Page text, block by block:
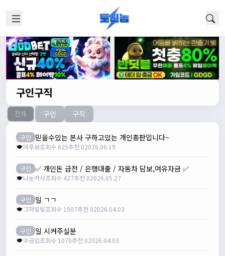
구인구직
전체 구인 구직
구인 믿을수있는 본사 구하고있는 개인총판입니다~
마루보조회수 625추천 02026.06.19
구인 ✅ 개인돈 급전 / 은행대출 / 자동차 담보,여유자금 ✅
나눈카사조회수 427추천 02026.05.27
구인 일 ㄱㄱ
그저빛빛조회수 1907추천 02026.04.03
구인 일 시켜주실분
수금임조회수 1070추천 02026.04.03